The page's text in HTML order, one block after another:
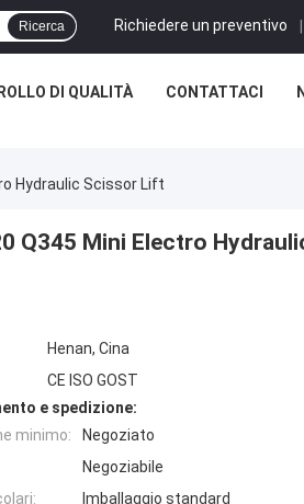
Richiedere un preventivo |
Ricerca
DI QUALITÀ CONTATTACI
Hydraulic Scissor Lift
Q345 Mini Electro
Henan, Cina
CE ISO GOST
e spedizione:
minimo:
Negoziato
Negoziabile
Imballaggio standard